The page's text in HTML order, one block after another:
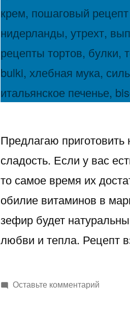
Предлагаю
сладость. Если у вас
то самое время их
обилие витаминов в
зефир будет
любви и тепла. Рецепт
Оставьте комментарий